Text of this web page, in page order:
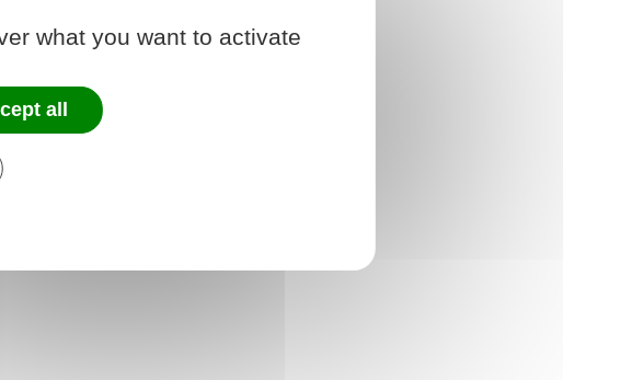
what you want to activate
all